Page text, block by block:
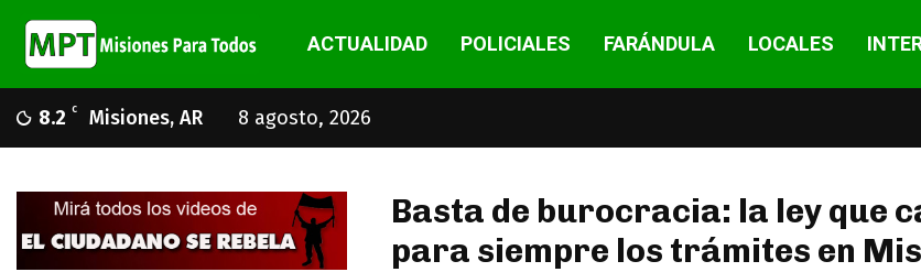
ACTUALIDAD POLICIALES FARÁNDULA LOCALES
8.2 C Misiones, AR 8 agosto, 2026
Basta de burocracia: la ley que
para siempre los trámites en